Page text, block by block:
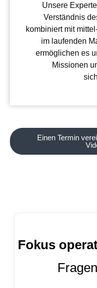
Unsere
Verständnis
kombiniert mit
im laufenden
ermöglichen es
Missionen
Einen Termin
Fokus